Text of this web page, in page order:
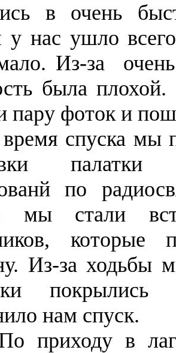
в очень
у нас ушло
Из-за
была
пару фоток и
спуска мы
по
мы стали
которые
Из-за ходьбы
нам спуск.
в